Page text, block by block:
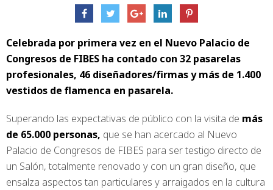
Celebrada por primera vez en el Nuevo Palacio de
Congresos de FIBES ha contado con 32 pasarelas
profesionales, 46 diseñadores/firmas y más de 1.400
vestidos de flamenca en pasarela.
Superando las expectativas de público con la visita de más
de 65.000 personas, que se han acercado al Nuevo
Palacio de Congresos de FIBES para ser testigo directo de
un Salón, totalmente renovado y con un gran diseño, que
ensalza aspectos tan particulares y arraigados en la cultura